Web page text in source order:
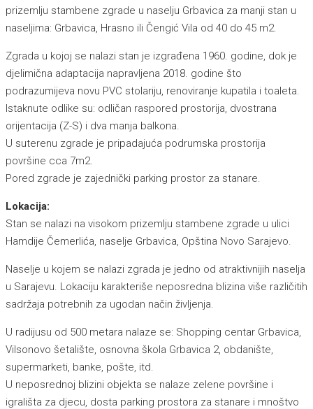
prizemlju stambene zgrade u naselju Grbavica za manji stan u
naseljima: Grbavica, Hrasno ili Čengić Vila od 40 do 45 m2.
Zgrada u kojoj se nalazi stan je izgrađena 1960. godine, dok je
djelimična adaptacija napravljena 2018. godine što
podrazumijeva novu PVC stolariju, renoviranje kupatila i toaleta.
Istaknute odlike su: odličan raspored prostorija, dvostrana
orijentacija (Z-S) i dva manja balkona.
U suterenu zgrade je pripadajuća podrumska prostorija
površine cca 7m2.
Pored zgrade je zajednički parking prostor za stanare.
Lokacija:
Stan se nalazi na visokom prizemlju stambene zgrade u ulici
Hamdije Čemerlića, naselje Grbavica, Opština Novo Sarajevo.
Naselje u kojem se nalazi zgrada je jedno od atraktivnijih naselja
u Sarajevu. Lokaciju karakteriše neposredna blizina više različitih
sadržaja potrebnih za ugodan način življenja.
U radijusu od 500 metara nalaze se: Shopping centar Grbavica,
Vilsonovo šetalište, osnovna škola Grbavica 2, obdanište,
supermarketi, banke, pošte, itd.
U neposrednoj blizini objekta se nalaze zelene površine i
igrališta za djecu, dosta parking prostora za stanare i mnoštvo